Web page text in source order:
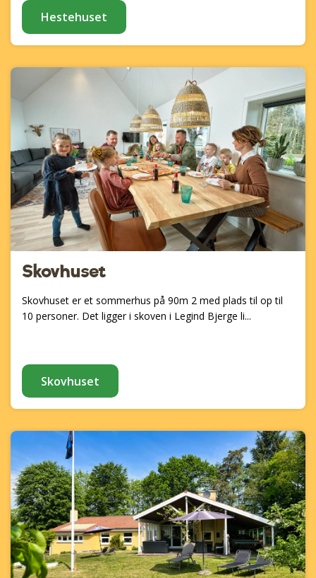
Hestehuset
Skovhuset
Skovhuset er et sommerhus på 90m 2 med plads til op til
10 personer. Det ligger i skoven i Legind Bjerge li...
Skovhuset